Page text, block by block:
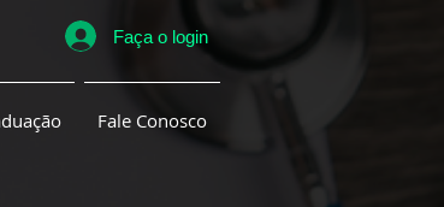
Faça o login
Fale Conosco